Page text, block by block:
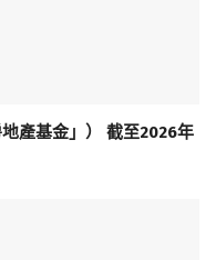
產基金」） 截至2026年